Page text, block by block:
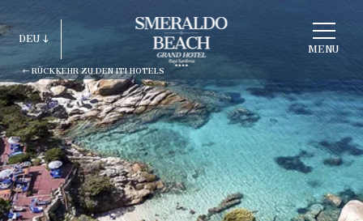
MENU
RÜCKKEHR ZU DEN ITI HOTELS
DEU
ITA
ENG
FRA
DEU
ESP
RUS